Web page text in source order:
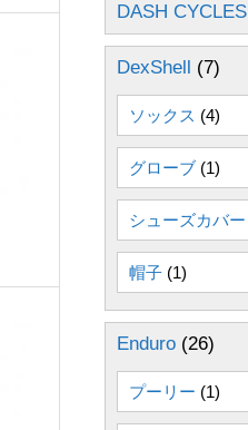
DASH CYCLES
DexShell (7)
ソックス (4)
グローブ (1)
シューズカバー
帽子 (1)
Enduro (26)
プーリー (1)